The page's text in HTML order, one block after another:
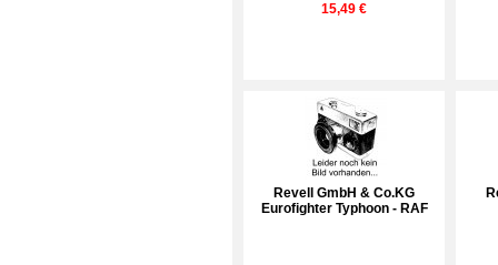
15,49 €
Revell GmbH & Co.KG
Eurofighter Typhoon - RAF